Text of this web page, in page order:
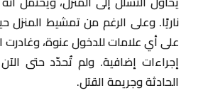
ناريًا. وعلى الرغم من تمشيط المنزل
على أي علامات للدخول عنوة، وغادرت
إجراءات إضافية. ولم تُحدّد حتى
الحادثة وجريمة القتل.